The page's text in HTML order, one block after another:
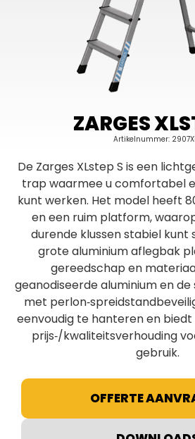
ZARGES
Artikelnummer:
De Zarges XLstep S is een
trap waarmee u comfortabel
kunt werken. Het model heeft
en een ruim platform,
durende klussen stabiel kunt
grote aluminium aflegbak
gereedschap en
geanodiseerde aluminium en
met
eenvoudig te hanteren en
prijs‑/kwaliteitsverhouding
gebruik.
OFFERTE